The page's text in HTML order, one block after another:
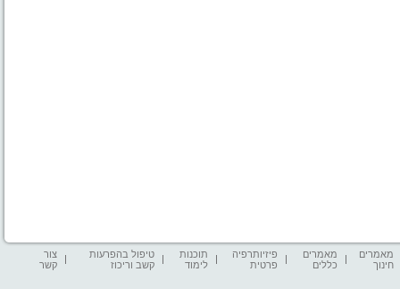
מאמרים
חינוך
מאמרים
כללים
פיזיותרפיה
פרטית
תוכנות
לימוד
טיפול בהפרעות
קשב וריכוז
צור
קשר